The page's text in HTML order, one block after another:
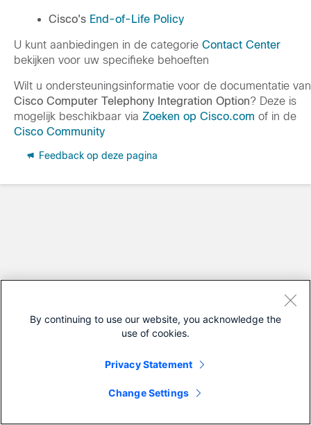
Cisco's End-of-Life Policy
U kunt aanbiedingen in de categorie Contact Center
bekijken voor uw specifieke behoeften
Wilt u ondersteuningsinformatie voor de documentatie van
Cisco Computer Telephony Integration Option? Deze is
mogelijk beschikbaar via Zoeken op Cisco.com of in de
Cisco Community
Feedback op deze pagina
By continuing to use our website, you acknowledge the
use of cookies.
Privacy Statement
Change Settings